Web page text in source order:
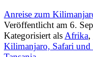
Anreise zum
Veröffentlicht am 6.
Kategorisiert als Afrika,
Kilimanjaro, Safari und